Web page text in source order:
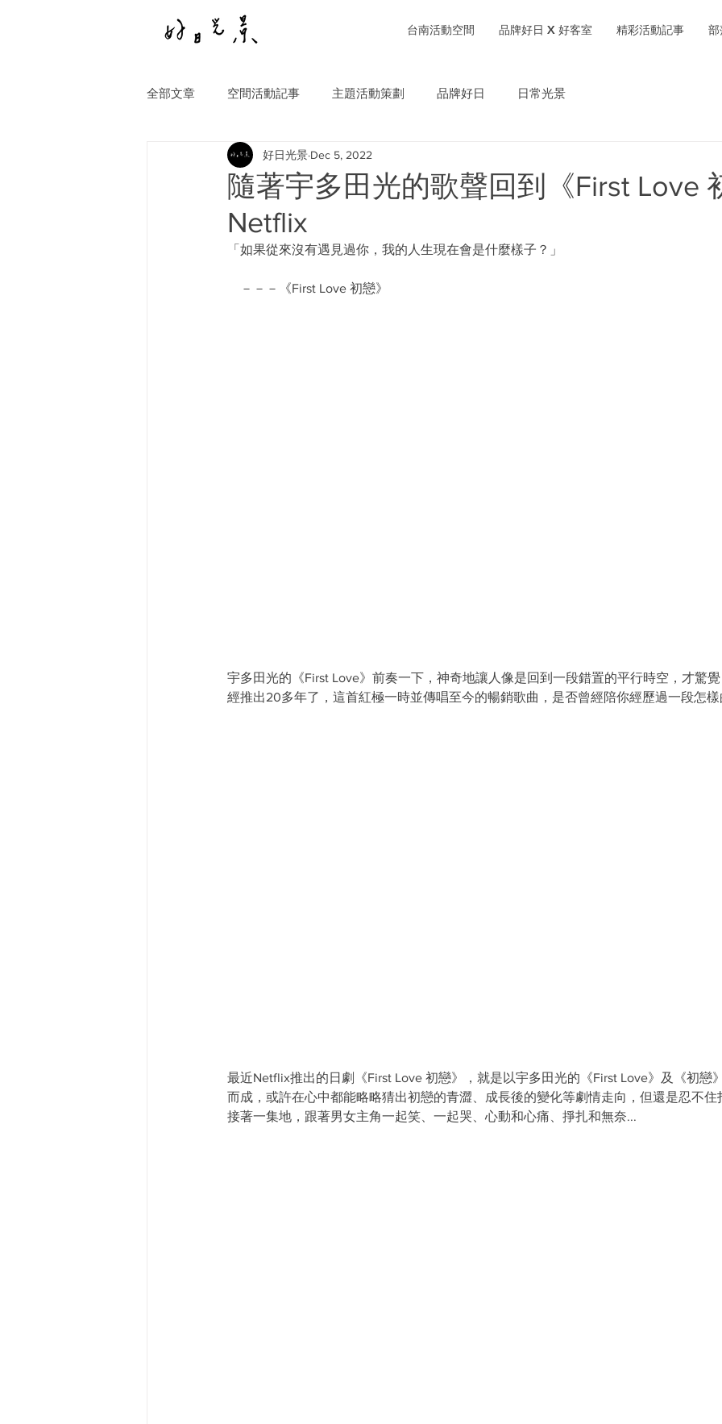
台南活動空間 品牌好日 X 好客室 精彩活動記事 部
全部文章 空間活動記事 主題活動策劃 品牌好日 日常光景
隨著宇多田光的歌聲回到《First Love
Netflix
好日光景 Dec 5, 2022
「如果從來沒有遇見過你，我的人生現在會是什麼樣子？」
－－－《First Love 初戀》
宇多田光的《First Love》前奏一下，神奇地讓人像是回到一段錯置的平行時空，才驚
經推出20多年了，這首紅極一時並傳唱至今的暢銷歌曲，是否曾經陪你經歷過一段怎樣
最近Netflix推出的日劇《First Love 初戀》，就是以宇多田光的《First Love》及《初戀
而成，或許在心中都能略略猜出初戀的青澀、成長後的變化等劇情走向，但還是忍不
接著一集地，跟著男女主角一起笑、一起哭、心動和心痛、掙扎和無奈...